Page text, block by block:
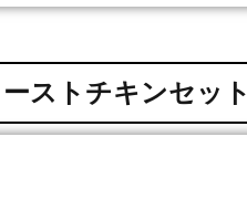
ストチキンセット